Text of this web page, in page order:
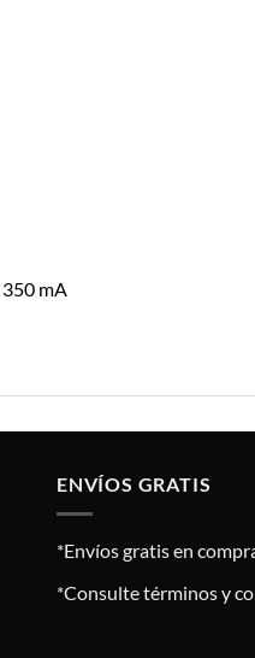
mA
ENVÍOS GRATIS
*Envíos gratis en
*Consulte términos y